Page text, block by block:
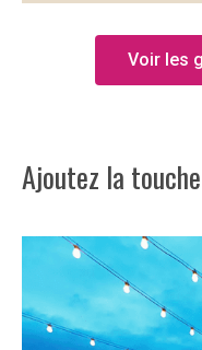
Voir les
Ajoutez la